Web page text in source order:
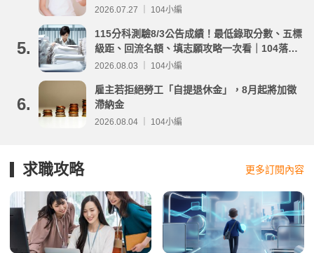
2026.07.27 ｜ 104小編
5.
115分科測驗8/3公告成績！最低錄取分數、五標
級距、回流名額、填志願攻略一次看｜104落點
分析
2026.08.03 ｜ 104小編
6.
雇主若拒絕勞工「自提退休金」，8月起將加徵
滯納金
2026.08.04 ｜ 104小編
求職攻略 更多訂閱內容